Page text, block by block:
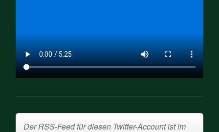
Der RSS-Feed für diesen Twitter-Account ist im